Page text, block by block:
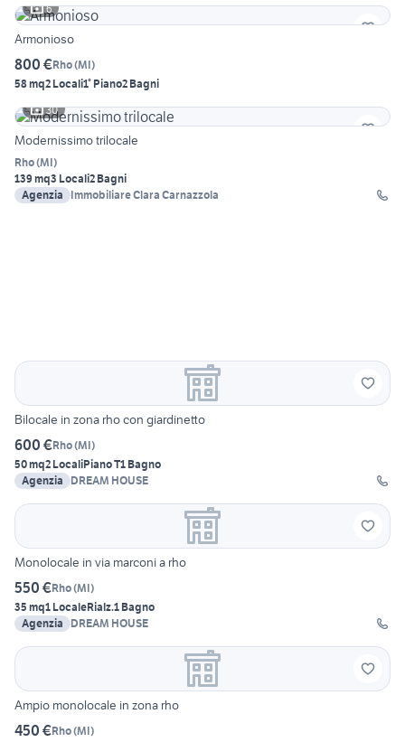
6
Armonioso
800 €Rho(MI)
58 mq2 Locali1° Piano2 Bagni
30
Modernissimo trilocale
Rho(MI)
139 mq3 Locali2 Bagni
Agenzia
Immobiliare Clara Carnazzola
Bilocale in zona rho con giardinetto
600 €Rho(MI)
50 mq2 LocaliPiano T1 Bagno
Agenzia
DREAM HOUSE
Monolocale in via marconi a rho
550 €Rho(MI)
35 mq1 LocaleRialz.1 Bagno
Agenzia
DREAM HOUSE
Ampio monolocale in zona rho
450 €Rho(MI)